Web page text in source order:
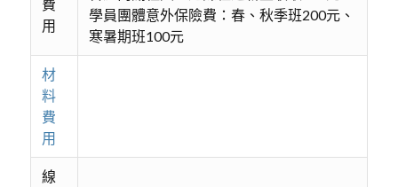
費
用
學員團體意外保險費：春、秋季班200元、
寒暑期班100元
材
料
費
用
線